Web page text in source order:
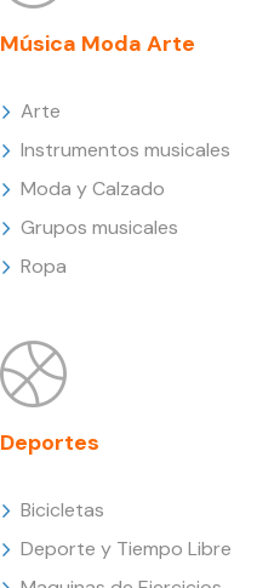
Música Moda Arte
Arte
Instrumentos musicales
Moda y Calzado
Grupos musicales
Ropa
Deportes
Bicicletas
Deporte y Tiempo Libre